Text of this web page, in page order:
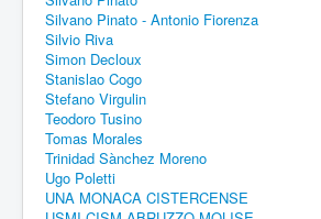
Silvano Pinato - Antonio Fiorenza
Silvio Riva
Simon Decloux
Stanislao Cogo
Stefano Virgulin
Teodoro Tusino
Tomas Morales
Trinidad Sànchez Moreno
Ugo Poletti
UNA MONACA CISTERCENSE